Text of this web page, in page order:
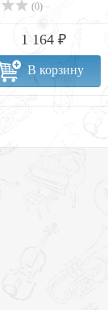
(0)
1 164 ₽
В корзину